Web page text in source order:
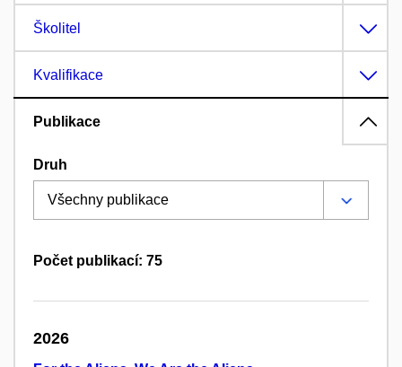
Školitel
Kvalifikace
Publikace
Druh
Počet publikací: 75
2026